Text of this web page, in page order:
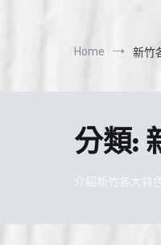
Home 新竹
分類:
介紹新竹各大特